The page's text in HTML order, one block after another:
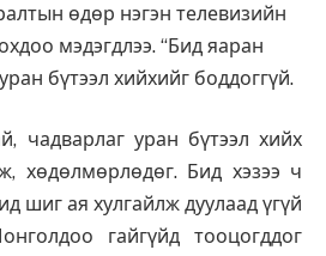
өдөр нэгэн телевизийн
мэдэгдлээ. “Бид яаран
бүтээл хийхийг боддоггүй.
чадварлаг уран бүтээл хийх
хөдөлмөрлөдөг. Бид хэзээ ч
шиг ая хулгайлж дуулаад үгүй
гайгүйд тооцогддог